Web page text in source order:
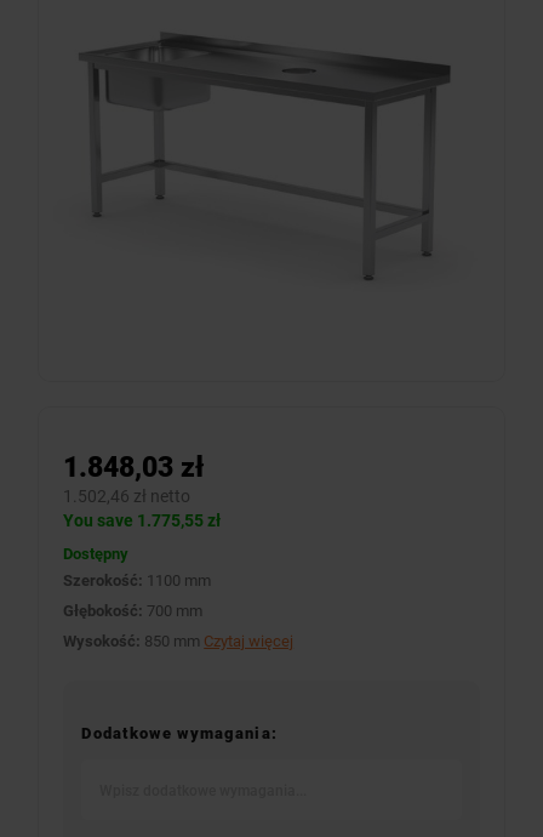
1.848,03 zł
1.502,46 zł netto
You save 1.775,55 zł
Dostępny
Szerokość: 1100 mm
Głębokość: 700 mm
Wysokość: 850 mm Czytaj więcej
Dodatkowe wymagania: